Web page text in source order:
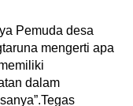
Pemuda desa
mengerti apa
dalam